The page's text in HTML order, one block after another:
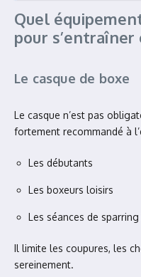
Quel
pour
Le casque de boxe
Le casque n’est pas
fortement recommandé à
Les débutants
Les boxeurs loisirs
Les séances de
Il limite les coupures, les
sereinement.